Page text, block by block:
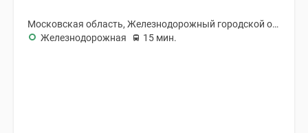
Московская область, Железнодорожный городской округ
Железнодорожная
15 мин.